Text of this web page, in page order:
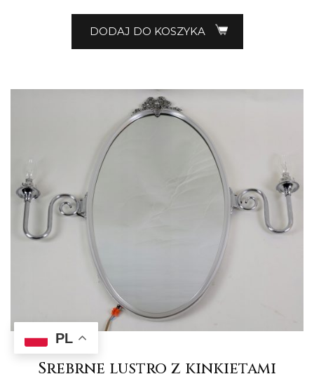
DODAJ DO KOSZYKA
Srebrne lustro z kinkietami
PL